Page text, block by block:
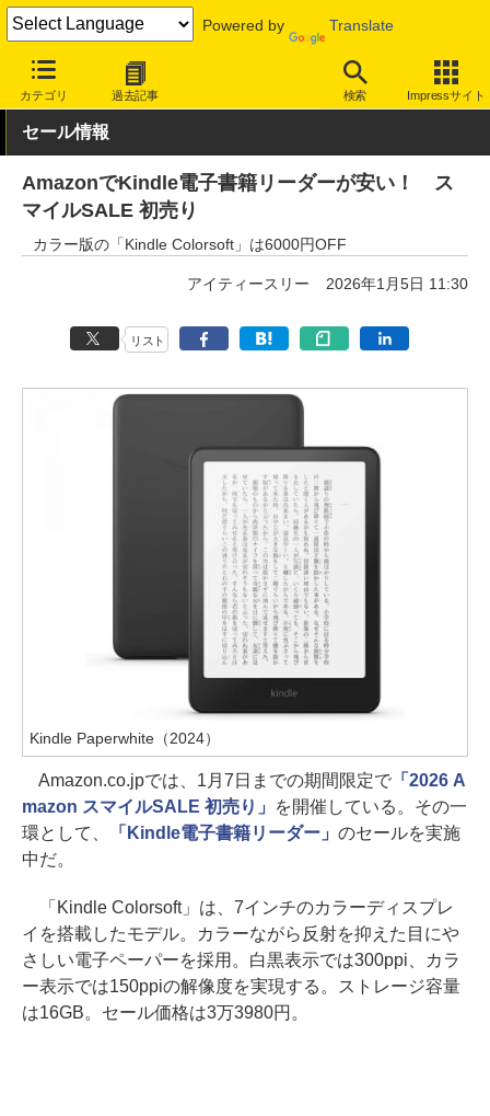
Powered by Translate
カテゴリ 過去記事 検索 Impressサイト
INTERNET Watch セール情報
セール情報
AmazonでKindle電子書籍リーダーが安い！ ス
マイルSALE 初売り
カラー版の「Kindle Colorsoft」は6000円OFF
アイティースリー 2026年1月5日 11:30
リスト
Kindle Paperwhite（2024）
Amazon.co.jpでは、1月7日までの期間限定で「2026 A
mazon スマイルSALE 初売り」
を開催している。その一
環として、
「Kindle電子書籍リーダー」 のセールを実施
中だ。
「Kindle Colorsoft」は、7インチのカラーディスプレ
イを搭載したモデル。カラーながら反射を抑えた目にや
さしい電子ペーパーを採用。白黒表示では300ppi、カラ
ー表示では150ppiの解像度を実現する。ストレージ容量
は16GB。セール価格は3万3980円。